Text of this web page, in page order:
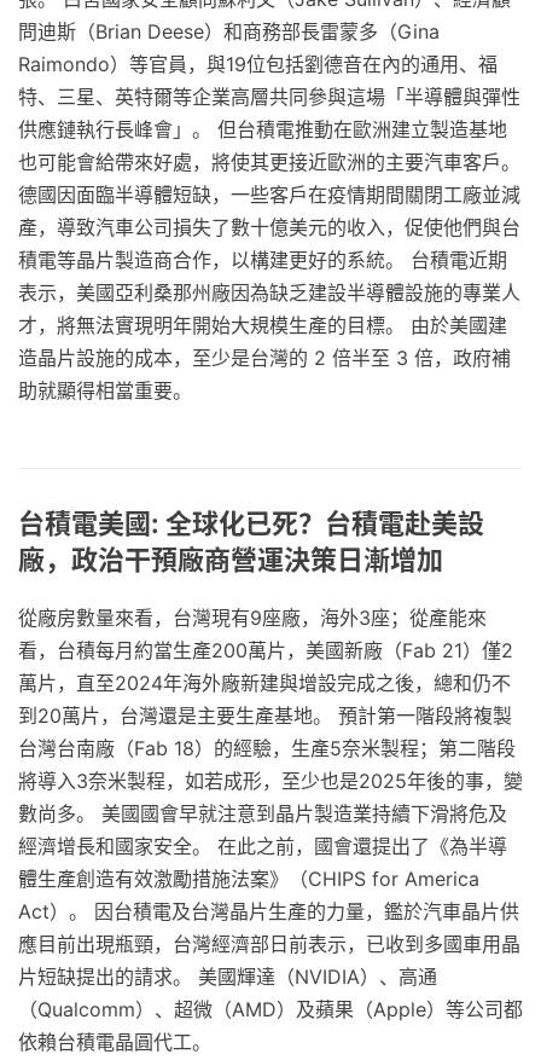
問迪斯（Brian Deese）和商務部長雷蒙多（Gina
Raimondo）等官員，與19位包括劉德音在內的通用、福
特、三星、英特爾等企業高層共同參與這場「半導體與彈性
供應鏈執行長峰會」。 但台積電推動在歐洲建立製造基地
也可能會給帶來好處，將使其更接近歐洲的主要汽車客戶。
德國因面臨半導體短缺，一些客戶在疫情期間關閉工廠並減
產，導致汽車公司損失了數十億美元的收入，促使他們與台
積電等晶片製造商合作，以構建更好的系統。 台積電近期
表示，美國亞利桑那州廠因為缺乏建設半導體設施的專業人
才，將無法實現明年開始大規模生產的目標。 由於美國建
造晶片設施的成本，至少是台灣的 2 倍半至 3 倍，政府補
助就顯得相當重要。
台積電美國: 全球化已死？台積電赴美設
廠，政治干預廠商營運決策日漸增加
從廠房數量來看，台灣現有9座廠，海外3座；從產能來
看，台積每月約當生產200萬片，美國新廠（Fab 21）僅2
萬片，直至2024年海外廠新建與增設完成之後，總和仍不
到20萬片，台灣還是主要生產基地。 預計第一階段將複製
台灣台南廠（Fab 18）的經驗，生產5奈米製程；第二階段
將導入3奈米製程，如若成形，至少也是2025年後的事，變
數尚多。 美國國會早就注意到晶片製造業持續下滑將危及
經濟增長和國家安全。 在此之前，國會還提出了《為半導
體生產創造有效激勵措施法案》（CHIPS for America
Act）。 因台積電及台灣晶片生產的力量，鑑於汽車晶片供
應目前出現瓶頸，台灣經濟部日前表示，已收到多國車用晶
片短缺提出的請求。 美國輝達（NVIDIA）、高通
（Qualcomm）、超微（AMD）及蘋果（Apple）等公司都
依賴台積電晶圓代工。